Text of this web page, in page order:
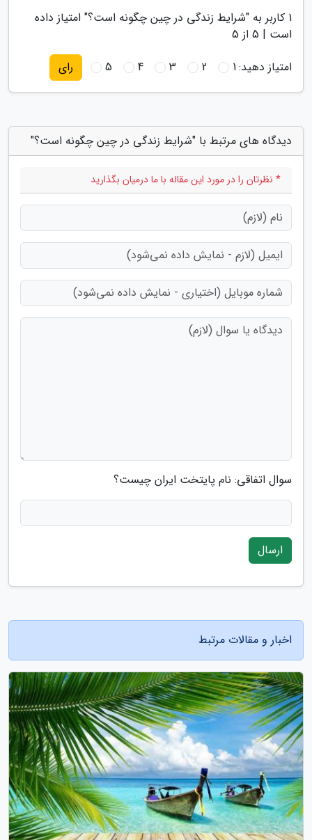
1 کاربر به "شرایط زندگی در چین چگونه است؟" امتیاز داده
است | 5 از 5
امتیاز دهید:1
2
3
4
5 رای
دیدگاه های مرتبط با "شرایط زندگی در چین چگونه است؟"
* نظرتان را در مورد این مقاله با ما درمیان بگذارید
سوال اتفاقی: نام پایتخت ایران چیست؟
ارسال
اخبار و مقالات مرتبط